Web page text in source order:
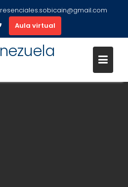
Aula virtual